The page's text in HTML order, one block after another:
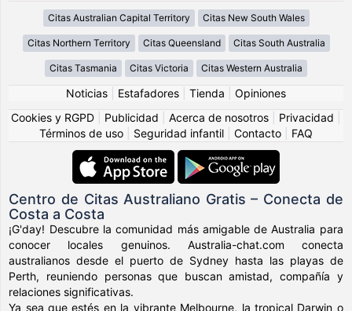
Citas Australian Capital Territory Citas New South Wales
Citas Northern Territory Citas Queensland Citas South Australia
Citas Tasmania Citas Victoria Citas Western Australia
Noticias Estafadores Tienda
Opiniones
Cookies y RGPD
Publicidad Acerca de nosotros Privacidad
Términos de uso
Seguridad infantil Contacto FAQ
Centro de Citas Australiano Gratis – Conecta de
Costa a Costa
¡G'day! Descubre la comunidad más amigable de Australia para
conocer locales genuinos. Australia-chat.com conecta
australianos desde el puerto de Sydney hasta las playas de
Perth, reuniendo personas que buscan amistad, compañía y
relaciones significativas.
Ya sea que estés en la vibrante Melbourne, la tropical Darwin o